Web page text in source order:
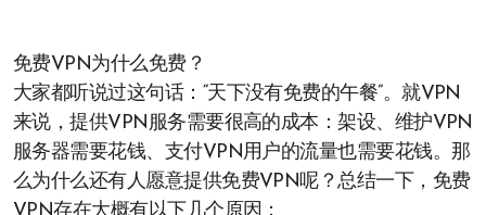
免费VPN为什么免费？
大家都听说过这句话：“天下没有免费的午餐”。就VPN
来说，提供VPN服务需要很高的成本：架设、维护VPN
服务器需要花钱、支付VPN用户的流量也需要花钱。那
么为什么还有人愿意提供免费VPN呢？总结一下，免费